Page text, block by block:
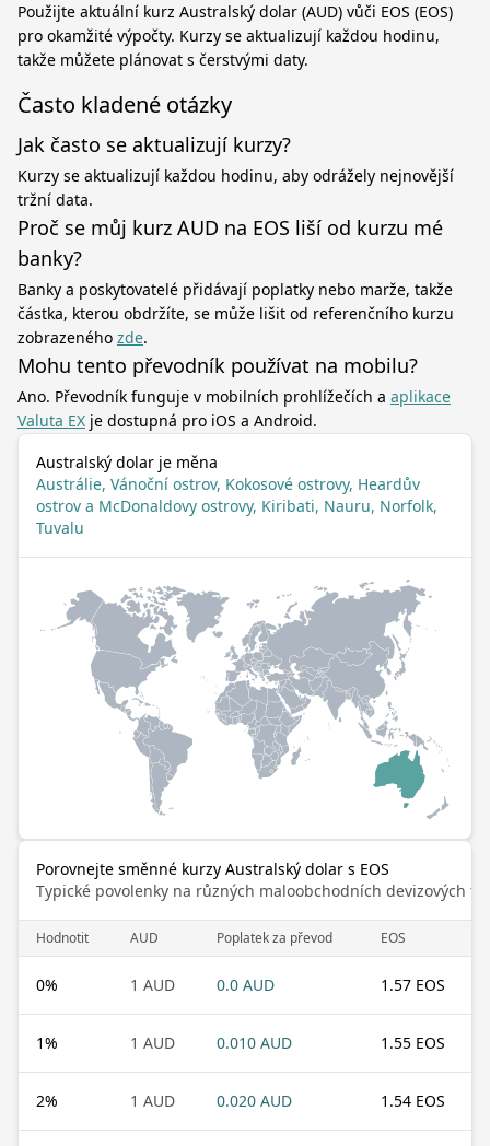
Použijte aktuální kurz Australský dolar (AUD) vůči EOS (EOS)
pro okamžité výpočty. Kurzy se aktualizují každou hodinu,
takže můžete plánovat s čerstvými daty.
Často kladené otázky
Jak často se aktualizují kurzy?
Kurzy se aktualizují každou hodinu, aby odrážely nejnovější
tržní data.
Proč se můj kurz AUD na EOS liší od kurzu mé
banky?
Banky a poskytovatelé přidávají poplatky nebo marže, takže
částka, kterou obdržíte, se může lišit od referenčního kurzu
zobrazeného zde.
Mohu tento převodník používat na mobilu?
Ano. Převodník funguje v mobilních prohlížečích a aplikace
Valuta EX je dostupná pro iOS a Android.
Australský dolar je měna
Austrálie, Vánoční ostrov, Kokosové ostrovy, Heardův
ostrov a McDonaldovy ostrovy, Kiribati, Nauru, Norfolk,
Tuvalu
Porovnejte směnné kurzy Australský dolar s EOS
Typické povolenky na různých maloobchodních devizových
Hodnotit AUD Poplatek za převod EOS
0% 1 AUD 0.0 AUD 1.57 EOS
1% 1 AUD 0.010 AUD 1.55 EOS
2% 1 AUD 0.020 AUD 1.54 EOS